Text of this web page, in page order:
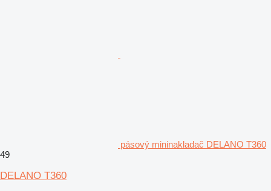
pásový mininakladač DELANO T360
49
DELANO T360